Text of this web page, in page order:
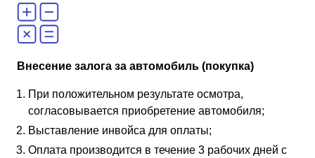
Внесение залога за автомобиль (покупка)
При положительном результате осмотра,
согласовывается приобретение автомобиля;
Выставление инвойса для оплаты;
Оплата производится в течение 3 рабочих дней с